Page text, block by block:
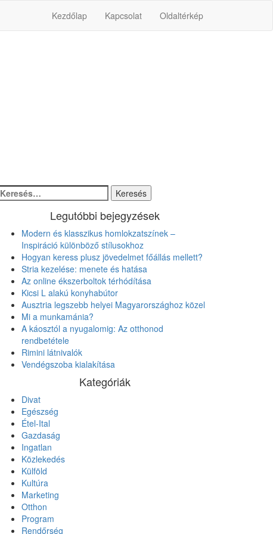
Kezdőlap Kapcsolat Oldaltérkép
Keresés:
Legutóbbi bejegyzések
Modern és klasszikus homlokzatszínek –
Inspiráció különböző stílusokhoz
Hogyan keress plusz jövedelmet főállás mellett?
Stria kezelése: menete és hatása
Az online ékszerboltok térhódítása
Kicsi L alakú konyhabútor
Ausztria legszebb helyei Magyarországhoz közel
Mi a munkamánia?
A káosztól a nyugalomig: Az otthonod
rendbetétele
Rimini látnivalók
Vendégszoba kialakítása
Kategóriák
Divat
Egészség
Étel-Ital
Gazdaság
Ingatlan
Közlekedés
Külföld
Kultúra
Marketing
Otthon
Program
Rendőrség